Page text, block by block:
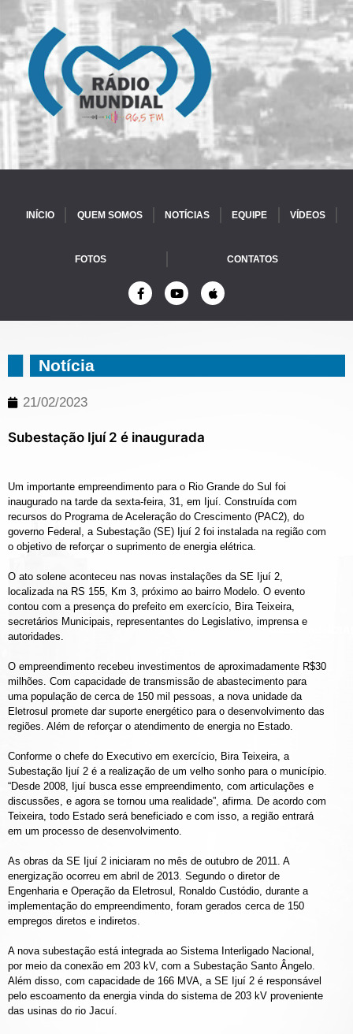
INÍCIO QUEM SOMOS NOTÍCIAS EQUIPE VÍDEOS
FOTOS CONTATOS
Notícia
21/02/2023
Subestação Ijuí 2 é inaugurada
Um importante empreendimento para o Rio Grande do Sul foi
inaugurado na tarde da sexta-feira, 31, em Ijuí. Construída com
recursos do Programa de Aceleração do Crescimento (PAC2), do
governo Federal, a Subestação (SE) Ijuí 2 foi instalada na região com
o objetivo de reforçar o suprimento de energia elétrica.
O ato solene aconteceu nas novas instalações da SE Ijuí 2,
localizada na RS 155, Km 3, próximo ao bairro Modelo. O evento
contou com a presença do prefeito em exercício, Bira Teixeira,
secretários Municipais, representantes do Legislativo, imprensa e
autoridades.
O empreendimento recebeu investimentos de aproximadamente R$30
milhões. Com capacidade de transmissão de abastecimento para
uma população de cerca de 150 mil pessoas, a nova unidade da
Eletrosul promete dar suporte energético para o desenvolvimento das
regiões. Além de reforçar o atendimento de energia no Estado.
Conforme o chefe do Executivo em exercício, Bira Teixeira, a
Subestação Ijuí 2 é a realização de um velho sonho para o município.
“Desde 2008, Ijuí busca esse empreendimento, com articulações e
discussões, e agora se tornou uma realidade”, afirma. De acordo com
Teixeira, todo Estado será beneficiado e com isso, a região entrará
em um processo de desenvolvimento.
As obras da SE Ijuí 2 iniciaram no mês de outubro de 2011. A
energização ocorreu em abril de 2013. Segundo o diretor de
Engenharia e Operação da Eletrosul, Ronaldo Custódio, durante a
implementação do empreendimento, foram gerados cerca de 150
empregos diretos e indiretos.
A nova subestação está integrada ao Sistema Interligado Nacional,
por meio da conexão em 203 kV, com a Subestação Santo Ângelo.
Além disso, com capacidade de 166 MVA, a SE Ijuí 2 é responsável
pelo escoamento da energia vinda do sistema de 203 kV proveniente
das usinas do rio Jacuí.